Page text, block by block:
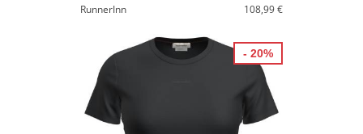
RunnerInn
108,99 €
- 20%